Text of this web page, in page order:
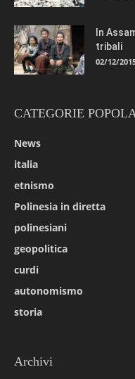
In
tribali
02/12/
CATEGORIE
News
italia
etnismo
Polinesia in diretta
polinesiani
geopolitica
curdi
autonomismo
storia
Archivi